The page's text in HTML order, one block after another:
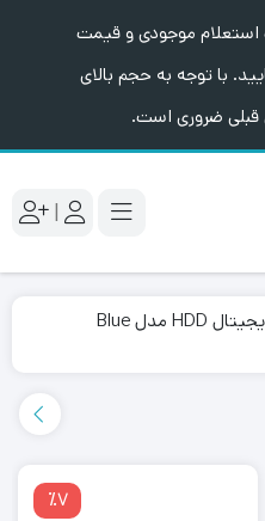
موجودی و قیمت
با توجه به حجم بالای
قبلی ضروری است.
|
هارد وسترن دیجیتال HDD مدل Blue
٪7